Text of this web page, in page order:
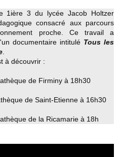
1ière 3 du lycée Jacob Holtzer
consacré aux parcours
proche. Ce travail a
documentaire intitulé Tous les
à découvrir :
de Firminy à 18h30
de Saint-Etienne à 16h30
de la Ricamarie à 18h